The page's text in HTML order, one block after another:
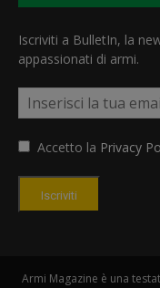
Iscriviti a BulletIn, la
appassionati di armi.
Accetto la Privacy
Iscriviti
Armi Magazine è una